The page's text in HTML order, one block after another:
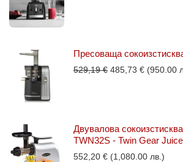
Пресоваща
529,19€ Original
485,73 € (950.00
Двувалова
TWN32S - Twin Gear
552,20 € (1,080.00 лв.)